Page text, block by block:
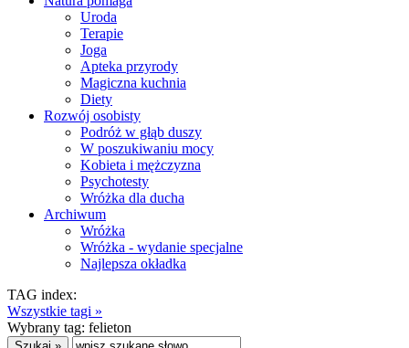
Uroda
Terapie
Joga
Apteka przyrody
Magiczna kuchnia
Diety
Rozwój osobisty
Podróż w głąb duszy
W poszukiwaniu mocy
Kobieta i mężczyzna
Psychotesty
Wróżka dla ducha
Archiwum
Wróżka
Wróżka - wydanie specjalne
Najlepsza okładka
TAG index:
Wszystkie tagi »
Wybrany tag: felieton